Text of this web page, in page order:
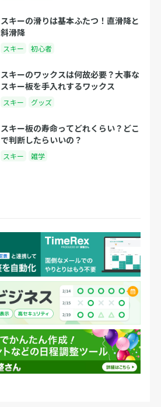
スキーの滑りは基本ふたつ！直滑降と
斜滑降
スキー 初心者
スキーのワックスは何故必要？大事な
スキー板を手入れするワックス
スキー グッズ
スキー板の寿命ってどれくらい？どこ
で判断したらいいの？
スキー 雑学